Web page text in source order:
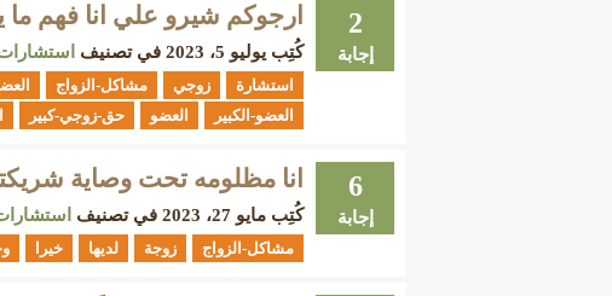
2
إجابة
ارجوكم شيرو علي انا فهم ما
كُتِب يوليو 5، 2023 في تصنيف
استشارة زوجي مشاكل-الزواج
العضو-الكبير
العضو حق-زوجي-كبير
6
إجابة
انا مظلومه تحت وصاية
كُتِب مايو 27، 2023 في تصنيف
مشاكل-الزواج زوجة لديها خيرا